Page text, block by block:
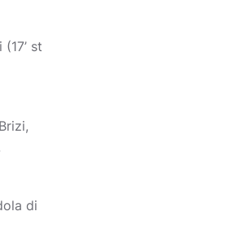
st
di